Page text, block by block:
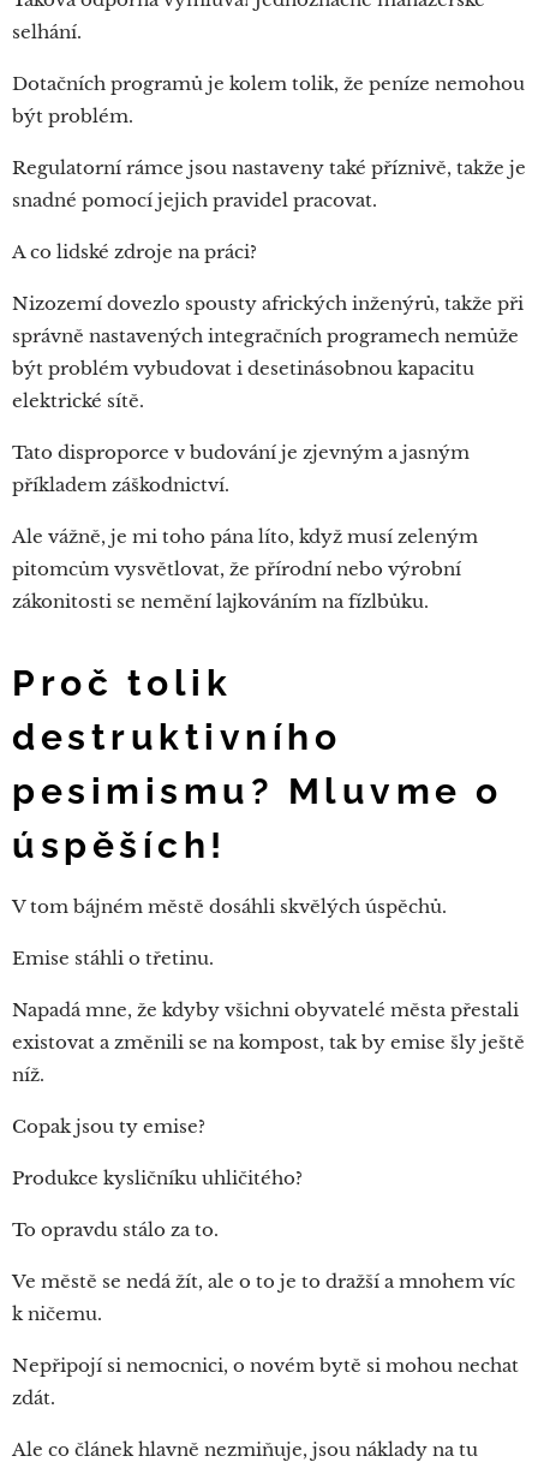
selhání.
Dotačních programů je kolem tolik, že peníze nemohou
být problém.
Regulatorní rámce jsou nastaveny také příznivě, takže je
snadné pomocí jejich pravidel pracovat.
A co lidské zdroje na práci?
Nizozemí dovezlo spousty afrických inženýrů, takže při
správně nastavených integračních programech nemůže
být problém vybudovat i desetinásobnou kapacitu
elektrické sítě.
Tato disproporce v budování je zjevným a jasným
příkladem záškodnictví.
Ale vážně, je mi toho pána líto, když musí zeleným
pitomcům vysvětlovat, že přírodní nebo výrobní
zákonitosti se nemění lajkováním na fízlbůku.
Proč tolik
destruktivního
pesimismu? Mluvme o
úspěších!
V tom bájném městě dosáhli skvělých úspěchů.
Emise stáhli o třetinu.
Napadá mne, že kdyby všichni obyvatelé města přestali
existovat a změnili se na kompost, tak by emise šly ještě
níž.
Copak jsou ty emise?
Produkce kysličníku uhličitého?
To opravdu stálo za to.
Ve městě se nedá žít, ale o to je to dražší a mnohem víc
k ničemu.
Nepřipojí si nemocnici, o novém bytě si mohou nechat
zdát.
Ale co článek hlavně nezmiňuje, jsou náklady na tu